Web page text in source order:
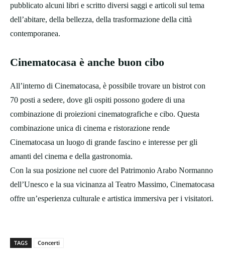
pubblicato alcuni libri e scritto diversi saggi e articoli sul tema
dell’abitare, della bellezza, della trasformazione della città
contemporanea.
Cinematocasa è anche buon cibo
All’interno di Cinematocasa, è possibile trovare un bistrot con
70 posti a sedere, dove gli ospiti possono godere di una
combinazione di proiezioni cinematografiche e cibo. Questa
combinazione unica di cinema e ristorazione rende
Cinematocasa un luogo di grande fascino e interesse per gli
amanti del cinema e della gastronomia.
Con la sua posizione nel cuore del Patrimonio Arabo Normanno
dell’Unesco e la sua vicinanza al Teatro Massimo, Cinematocasa
offre un’esperienza culturale e artistica immersiva per i visitatori.
TAGS Concerti